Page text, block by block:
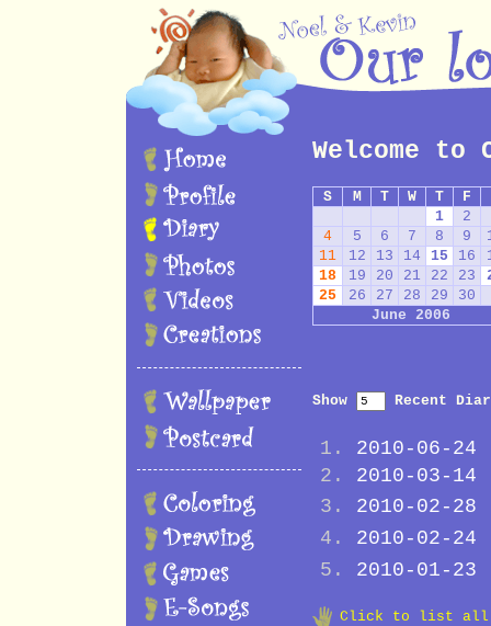
Welcome
S M T W T F
1
2
4
5 6 7 8 9
11
12 13 14 15 16
18
19 20 21 22 23
25
26 27 28 29
30
June 2006
Show Recent
2010-06-24
2010-03-14
2010-02-28
2010-02-24
2010-01-23
Click to list